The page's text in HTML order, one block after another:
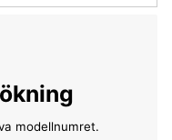
modellnumret.